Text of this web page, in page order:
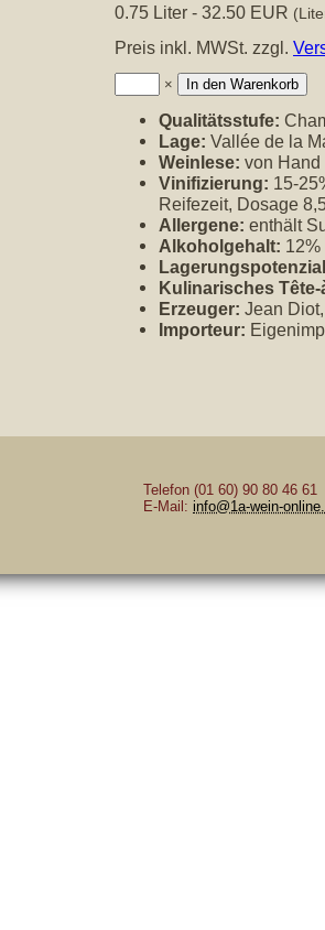
0.75 Liter - 32.50 EUR
Preis inkl. MWSt. zzgl.
Anzahl: ×
Qualitätsstufe:
Lage: Vallée de la
Weinlese: von Hand
Vinifizierung: 15-
Reifezeit, Dosage
Allergene: enthält
Alkoholgehalt: 12%
Kulinarisches Tête-
Erzeuger: Jean
Importeur:
Telefon (01 60) 90 80 46 61
E-Mail: info@1a-wein-